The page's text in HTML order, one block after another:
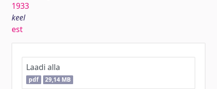
1933
keel
est
Laadi alla
pdf 29,14 MB